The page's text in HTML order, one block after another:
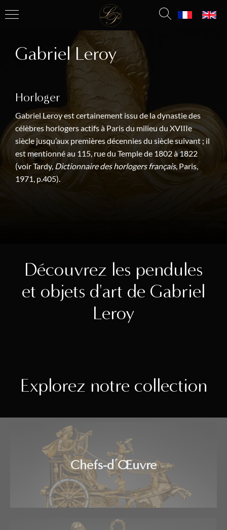
Gabriel Leroy
Horloger
Gabriel Leroy est certainement issu de la dynastie des
célèbres horlogers actifs à Paris du milieu du XVIIIe
siècle jusqu’aux premières décennies du siècle suivant ; il
est mentionné au 115, rue du Temple de 1802 à 1822
(voir Tardy, Dictionnaire des horlogers français, Paris,
1971, p.405).
Découvrez les pendules
et objets d'art de Gabriel
Leroy
Explorez notre collection
Chefs-d’Œuvre